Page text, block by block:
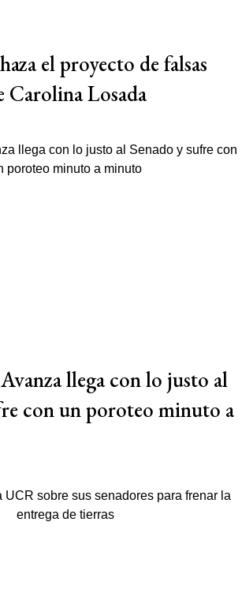
el proyecto de falsas
Carolina Losada
llega con lo justo al
con un poroteo minuto a